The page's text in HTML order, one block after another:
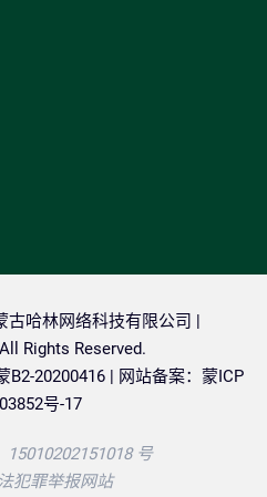
哈林网络科技有限公司 |
All Rights Reserved.
20200416 | 网站备案： 蒙ICP
号-17
15010202151018 号
犯罪举报网站